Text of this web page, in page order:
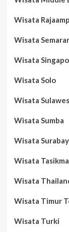
Wisata
Wisata
Wisata
Wisata Solo
Wisata
Wisata Sumba
Wisata
Wisata
Wisata
Wisata Timur
Wisata Turki